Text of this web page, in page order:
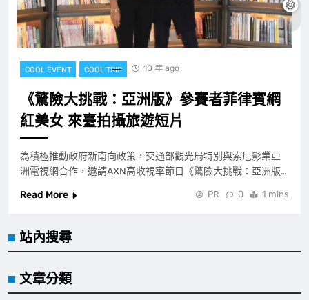
COOL EVENT COOL TRIP 10 年 ago
《驚險大挑戰：亞洲版》參賽者菲律賓網
紅美女 來臺拍攝旅遊短片
為積極推動政府新南向政策，交通部觀光局特別與索尼影業亞
洲電視網合作，邀請AXN高收視率節目《驚險大挑戰：亞洲版…
Read More
PR 0 1 mins
站內搜尋
文章分類